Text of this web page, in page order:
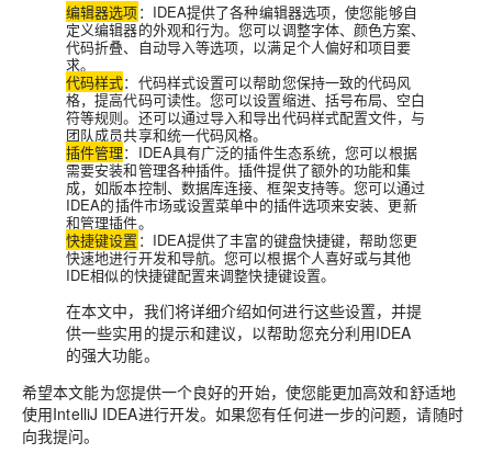
编辑器选项：IDEA提供了各种编辑器选项，使您能够自
定义编辑器的外观和行为。您可以调整字体、颜色方案、
代码折叠、自动导入等选项，以满足个人偏好和项目要
求。
代码样式：代码样式设置可以帮助您保持一致的代码风
格，提高代码可读性。您可以设置缩进、括号布局、空白
符等规则。还可以通过导入和导出代码样式配置文件，与
团队成员共享和统一代码风格。
插件管理：IDEA具有广泛的插件生态系统，您可以根据
需要安装和管理各种插件。插件提供了额外的功能和集
成，如版本控制、数据库连接、框架支持等。您可以通过
IDEA的插件市场或设置菜单中的插件选项来安装、更新
和管理插件。
快捷键设置 ：IDEA提供了丰富的键盘快捷键，帮助您更
快速地进行开发和导航。您可以根据个人喜好或与其他
IDE相似的快捷键配置来调整快捷键设置。
在本文中，我们将详细介绍如何进行这些设置，并提
供一些实用的提示和建议，以帮助您充分利用IDEA
的强大功能。
希望本文能为您提供一个良好的开始，使您能更加高效和舒适地
使用IntelliJ IDEA进行开发。如果您有任何进一步的问题，请随时
向我提问。